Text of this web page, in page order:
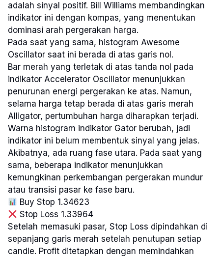
adalah sinyal positif. Bill Williams membandingkan
indikator ini dengan kompas, yang menentukan
dominasi arah pergerakan harga.
Pada saat yang sama, histogram Awesome
Oscillator saat ini berada di atas garis nol.
Bar merah yang terletak di atas tanda nol pada
indikator Accelerator Oscillator menunjukkan
penurunan energi pergerakan ke atas. Namun,
selama harga tetap berada di atas garis merah
Alligator, pertumbuhan harga diharapkan terjadi.
Warna histogram indikator Gator berubah, jadi
indikator ini belum membentuk sinyal yang jelas.
Akibatnya, ada ruang fase utara. Pada saat yang
sama, beberapa indikator menunjukkan
kemungkinan perkembangan pergerakan mundur
atau transisi pasar ke fase baru.
Buy Stop 1.34623
Stop Loss 1.33964
Setelah memasuki pasar, Stop Loss dipindahkan di
sepanjang garis merah setelah penutupan setiap
candle. Profit ditetapkan dengan memindahkan